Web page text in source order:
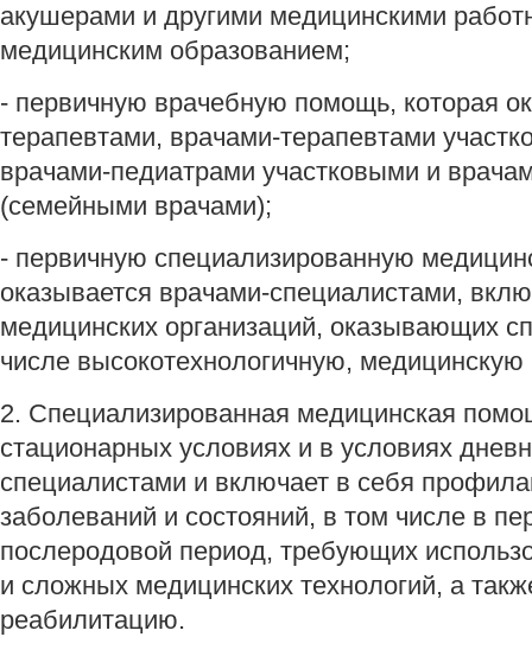
акушерами и другими медицинскими
медицинским образованием;
- первичную врачебную помощь, которая
терапевтами, врачами-терапевтами
врачами-педиатрами участковыми и
(семейными врачами);
- первичную специализированную
оказывается врачами-специалистами,
медицинских организаций, оказывающих
числе высокотехнологичную,
2. Специализированная медицинская
стационарных условиях и в условиях
специалистами и включает в себя
заболеваний и состояний, в том числе в
послеродовой период, требующих
и сложных медицинских технологий, а
реабилитацию.